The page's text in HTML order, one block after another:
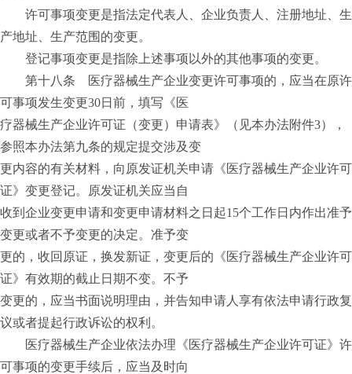
许可事项变更是指法定代表人、企业负责人、注册地址、生
产地址、生产范围的变更。
登记事项变更是指除上述事项以外的其他事项的变更。
第十八条 医疗器械生产企业变更许可事项的，应当在原许
可事项发生变更30日前，填写《医
疗器械生产企业许可证（变更）申请表》（见本办法附件3），
参照本办法第九条的规定提交涉及变
更内容的有关材料，向原发证机关申请《医疗器械生产企业许可
证》变更登记。原发证机关应当自
收到企业变更申请和变更申请材料之日起15个工作日内作出准予
变更或者不予变更的决定。准予变
更的，收回原证，换发新证，变更后的《医疗器械生产企业许可
证》有效期的截止日期不变。不予
变更的，应当书面说明理由，并告知申请人享有依法申请行政复
议或者提起行政诉讼的权利。
医疗器械生产企业依法办理《医疗器械生产企业许可证》许
可事项的变更手续后，应当及时向